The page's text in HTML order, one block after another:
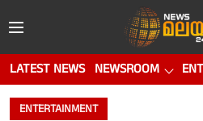
LATEST NEWS NEWSROOM
ENTERTAINMENT